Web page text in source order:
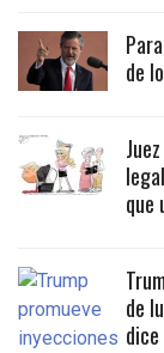
de
que
de